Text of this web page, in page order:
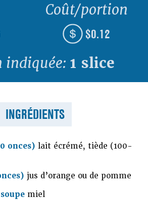
Coût/portion
$0.12
indiquée: 1 slice
INGRÉDIENTS
onces) lait écrémé, tiède (100-
jus d’orange ou de pomme
miel